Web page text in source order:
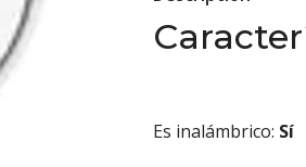
Es inalámbrico: Sí